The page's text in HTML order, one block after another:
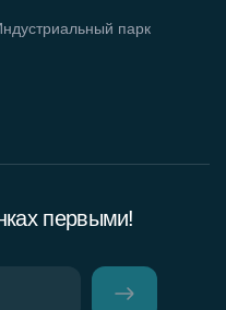
парк
первыми!